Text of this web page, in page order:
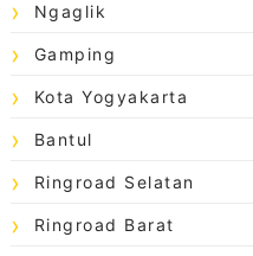
Ngaglik
Gamping
Kota Yogyakarta
Bantul
Ringroad Selatan
Ringroad Barat